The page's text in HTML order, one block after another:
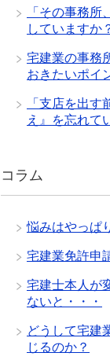
「その事務所
していますか
宅建業の事務
おきたいポイ
「支店を出
え』を忘れて
コラム
悩みはやっぱ
宅建業免許申
宅建士本人が
ないと・・・
どうして宅建
じるのか？